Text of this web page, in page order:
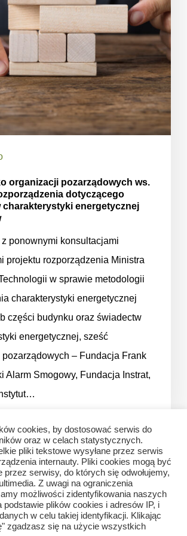
organizacji pozarządowych ws.
dotyczącego
charakterystyki energetycznej
ponownymi konsultacjami
projektu rozporządzenia Ministra
w sprawie metodologii
charakterystyki energetycznej
części budynku oraz świadectw
energetycznej, sześć
– Fundacja Frank
Alarm Smogowy, Fundacja Instrat,
cookies, by dostosować serwis do
oraz w celach statystycznych.
pliki tekstowe wysyłane przez serwis
internauty. Pliki cookies mogą być
przez serwisy, do których się odwołujemy,
Z uwagi na ograniczenia
możliwości zidentyfikowania naszych
podstawie plików cookies i adresów IP, i
w celu takiej identyfikacji. Klikając
zgadzasz się na użycie wszystkich